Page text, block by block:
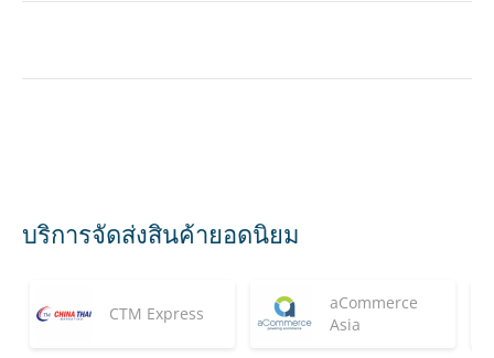
บริการจัดส่งสินค้ายอดนิยม
CTM Express
aCommerce
Asia